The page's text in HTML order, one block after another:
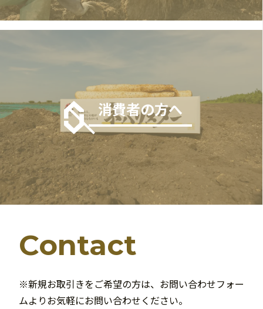
消費者の方へ
Contact
※新規お取引きをご希望の方は、お問い合わせフォー
ムよりお気軽にお問い合わせください。